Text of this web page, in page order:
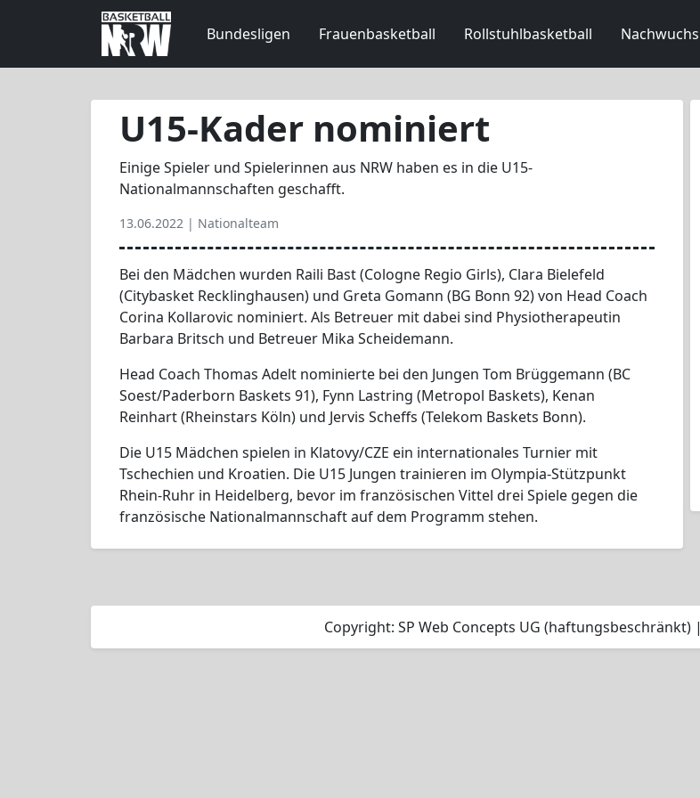
Bundesligen Frauenbasketball Rollstuhlbasketball Nachwuchs
U15-Kader nominiert
Einige Spieler und Spielerinnen aus NRW haben es in die U15-
Nationalmannschaften geschafft.
13.06.2022 | Nationalteam
Bei den Mädchen wurden Raili Bast (Cologne Regio Girls), Clara Bielefeld
(Citybasket Recklinghausen) und Greta Gomann (BG Bonn 92) von Head Coach
Corina Kollarovic nominiert. Als Betreuer mit dabei sind Physiotherapeutin
Barbara Britsch und Betreuer Mika Scheidemann.
Head Coach Thomas Adelt nominierte bei den Jungen Tom Brüggemann (BC
Soest/Paderborn Baskets 91), Fynn Lastring (Metropol Baskets), Kenan
Reinhart (Rheinstars Köln) und Jervis Scheffs (Telekom Baskets Bonn).
Die U15 Mädchen spielen in Klatovy/CZE ein internationales Turnier mit
Tschechien und Kroatien. Die U15 Jungen trainieren im Olympia-Stützpunkt
Rhein-Ruhr in Heidelberg, bevor im französischen Vittel drei Spiele gegen die
französische Nationalmannschaft auf dem Programm stehen.
Copyright: SP Web Concepts UG (haftungsbeschränkt) |